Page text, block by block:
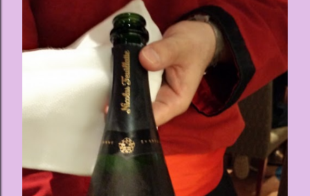
されています。その魅力をいくつかのかたまりに分けてご紹
介します。 🔑 1. コンセプトは「サンリオキャラが考える夢
のホテル」 デジタルメディア技術で世界的に知られるクリエ
イティブプロダクション「d'strict」が手掛けており、五感を
刺激する美しいデジタルアートとストーリー性の高い全11の
テーマブースで構成されています。 チェックインからスター
ト ：ピンクを基調とした華やかなエントランスロビーでルー
ムキーを受け取り、まるでホテルに滞在するかのような没入
感を味わいながら進んでいきます。ロビーではお花をまとっ
たポムポムプリンが出迎えてくれます。 幻想的な共有スペー
ス ：きらめく光に満ちたガーデンや、美しいボールルーム
（舞踏会）、さらには本物の砂を使ったピンク色の美しいビ